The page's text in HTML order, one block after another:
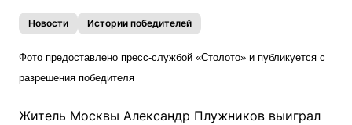
Новости Истории победителей
Фото предоставлено пресс-службой «Столото» и публикуется с
разрешения победителя
Житель Москвы Александр Плужников выиграл